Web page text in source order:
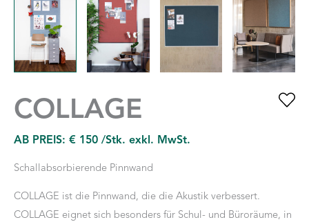
COLLAGE
AB PREIS: € 150 /Stk. exkl. MwSt.
Schallabsorbierende Pinnwand
COLLAGE ist die Pinnwand, die die Akustik verbessert.
COLLAGE eignet sich besonders für Schul- und Büroräume, in